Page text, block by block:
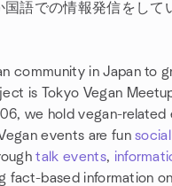
語での情報発信をして
community in Japan to
is Tokyo Vegan
we hold vegan-
events are fun
talk events,
fact-based information